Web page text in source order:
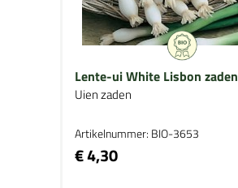
Lente-ui White Lisbon zaden
Uien zaden
Artikelnummer: BIO-3653
€ 4,30